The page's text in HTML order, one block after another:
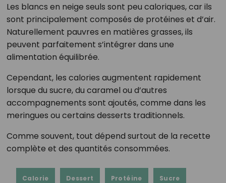
Les blancs en neige seuls sont peu caloriques, car ils
sont principalement composés de protéines et d’air.
Naturellement pauvres en matières grasses, ils
peuvent parfaitement s’intégrer dans une
alimentation équilibrée.
Cependant, les calories augmentent rapidement
lorsque du sucre, du caramel ou d’autres
accompagnements sont ajoutés, comme dans les
meringues ou certains desserts traditionnels.
Comme souvent, tout dépend surtout de la recette
complète et des quantités consommées.
Calorie Dessert Protéine Sucre